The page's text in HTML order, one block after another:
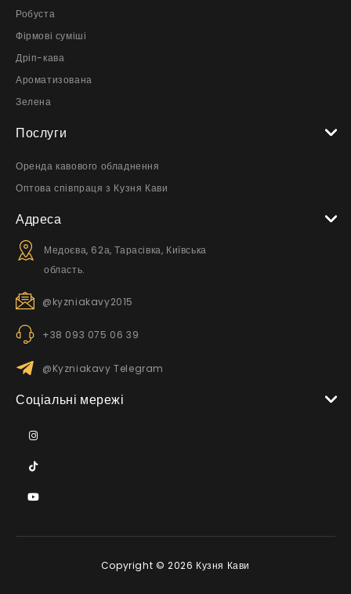
Робуста
Фірмові суміші
Дріп-кава
Ароматизована
Зелена
Послуги
Оренда кавового обладнення
Оптова співпраця з Кузня Кави
Адреса
Медоєва, 62а, Тарасівка, Київська
область.
@kyzniakavy2015
+38 093 075 06 39
@Kyzniakavy Telegram
Соціальні мережі
Copyright © 2026 Кузня Кави